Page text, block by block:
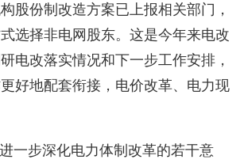
股份制改造方案已上报相关部门，
选择非电网股东。这是今年来电改
电改落实情况和下一步工作安排，
好地配套衔接，电价改革、电力现
一步深化电力体制改革的若干意